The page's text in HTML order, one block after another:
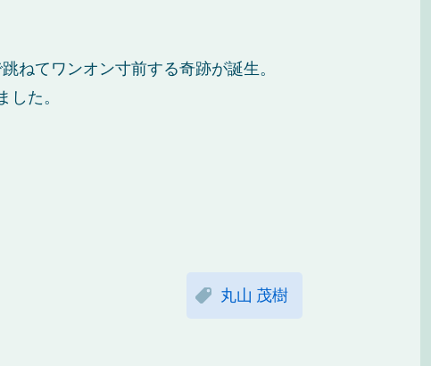
ねてワンオン寸前する奇跡が誕生。
た。
丸山 茂樹